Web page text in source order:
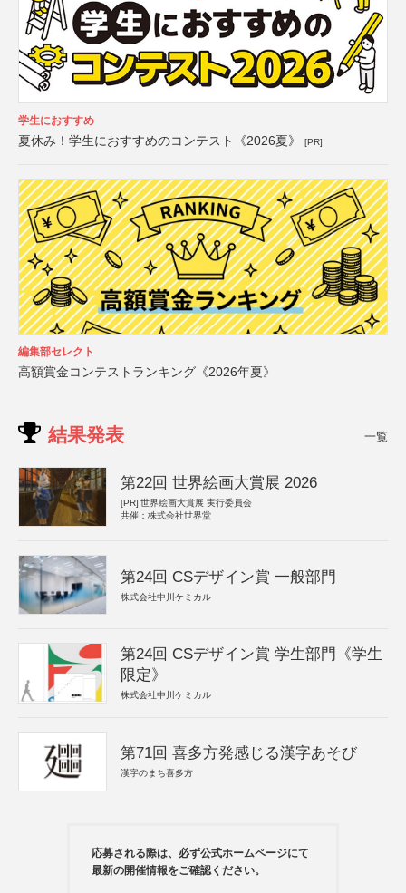
学生におすすめ
夏休み！学生におすすめのコンテスト《2026夏》 [PR]
編集部セレクト
高額賞金コンテストランキング《2026年夏》
結果発表 一覧
第22回 世界絵画大賞展 2026
[PR] 世界絵画大賞展 実行委員会
共催：株式会社世界堂
第24回 CSデザイン賞 一般部門
株式会社中川ケミカル
第24回 CSデザイン賞 学生部門《学生
限定》
株式会社中川ケミカル
第71回 喜多方発感じる漢字あそび
漢字のまち喜多方
応募される際は、必ず公式ホームページにて
最新の開催情報をご確認ください。